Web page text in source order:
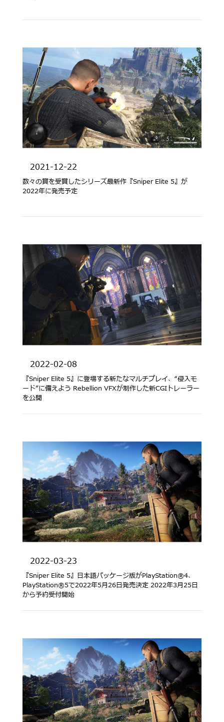
2021-12-22
数々の賞を受賞したシリーズ最新作『Sniper Elite 5』が
2022年に発売予定
2022-02-08
『Sniper Elite 5』に登場する新たなマルチプレイ、“侵入モ
ード”に備えよう Rebellion VFXが制作した新CGIトレーラー
を公開
2022-03-23
『Sniper Elite 5』日本語パッケージ版がPlayStation®4、
PlayStation®5で2022年5月26日発売決定 2022年3月25日
から予約受付開始